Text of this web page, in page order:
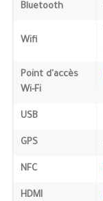
Bluetooth
Wifi
Point d'accès
Wi-Fi
USB
GPS
NFC
HDMI